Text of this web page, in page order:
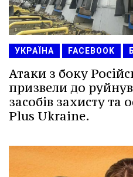
УКРАЇНА FACEBOOK
Атаки з боку
призвели до
засобів захисту та
Plus Ukraine.